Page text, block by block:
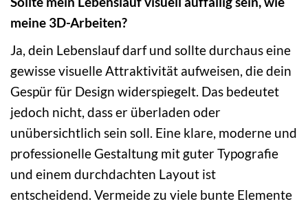
meine 3D-Arbeiten?
Ja, dein Lebenslauf darf und sollte durchaus eine
gewisse visuelle Attraktivität aufweisen, die dein
Gespür für Design widerspiegelt. Das bedeutet
jedoch nicht, dass er überladen oder
unübersichtlich sein soll. Eine klare, moderne und
professionelle Gestaltung mit guter Typografie
und einem durchdachten Layout ist
entscheidend. Vermeide zu viele bunte Elemente